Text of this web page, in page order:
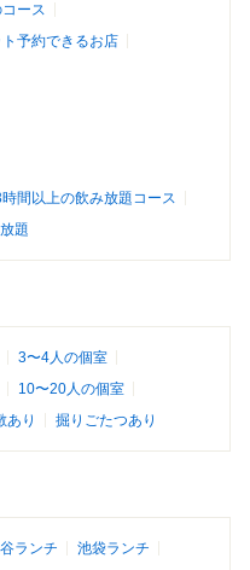
ース
ト予約できるお店
間以上の飲み放題コース
題
3〜4人の個室
10〜20人の個室
あり 掘りごたつあり
ランチ
池袋ランチ